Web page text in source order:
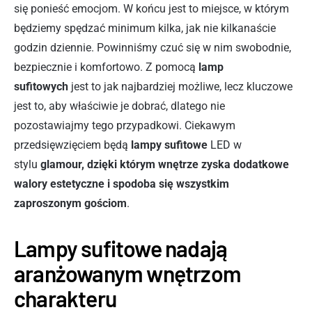
się ponieść emocjom. W końcu jest to miejsce, w którym
będziemy spędzać minimum kilka, jak nie kilkanaście
godzin dziennie. Powinniśmy czuć się w nim swobodnie,
bezpiecznie i komfortowo. Z pomocą lamp
sufitowych jest to jak najbardziej możliwe, lecz kluczowe
jest to, aby właściwie je dobrać, dlatego nie
pozostawiajmy tego przypadkowi. Ciekawym
przedsięwzięciem będą lampy sufitowe LED w
stylu glamour, dzięki którym wnętrze zyska dodatkowe
walory estetyczne i spodoba się wszystkim
zaproszonym gościom.
Lampy sufitowe nadają
aranżowanym wnętrzom
charakteru